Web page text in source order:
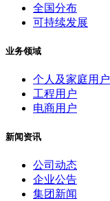
全国分布
可持续发展
业务领域
个人及家庭用户
工程用户
电商用户
新闻资讯
公司动态
企业公告
集团新闻